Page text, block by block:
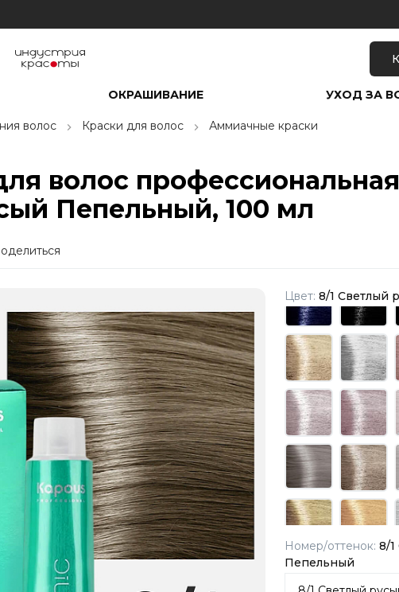
ОКРАШИВАНИЕ УХОД ЗА
волос Краски для волос Аммиачные краски
волос
Пепельный, 100 мл
Цвет: 8/1 Светлый
Номер/оттенок: 8/
Пепельный